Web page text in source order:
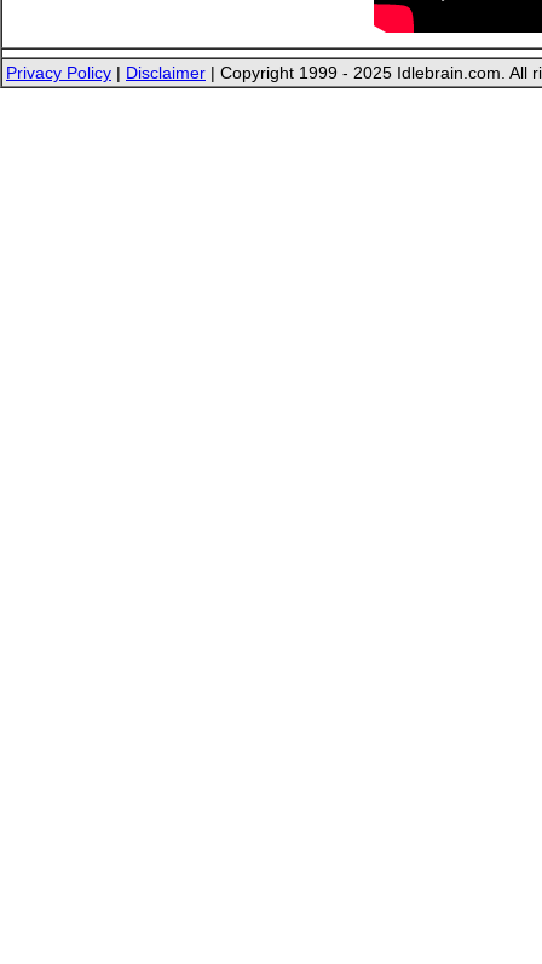
Privacy Policy | Disclaimer | Copyright 1999 - 2025 Idlebrain.com. All